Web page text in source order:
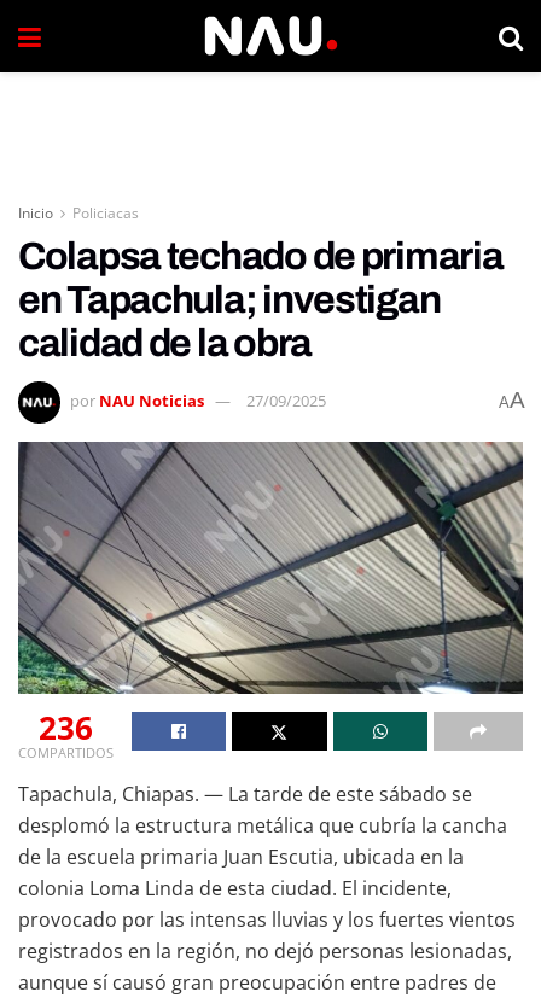
Inicio Policiacas
Colapsa techado de primaria
en Tapachula; investigan
calidad de la obra
por NAU Noticias 27/09/2025 AA
236
COMPARTIDOS
Tapachula, Chiapas. — La tarde de este sábado se
desplomó la estructura metálica que cubría la cancha
de la escuela primaria Juan Escutia, ubicada en la
colonia Loma Linda de esta ciudad. El incidente,
provocado por las intensas lluvias y los fuertes vientos
registrados en la región, no dejó personas lesionadas,
aunque sí causó gran preocupación entre padres de